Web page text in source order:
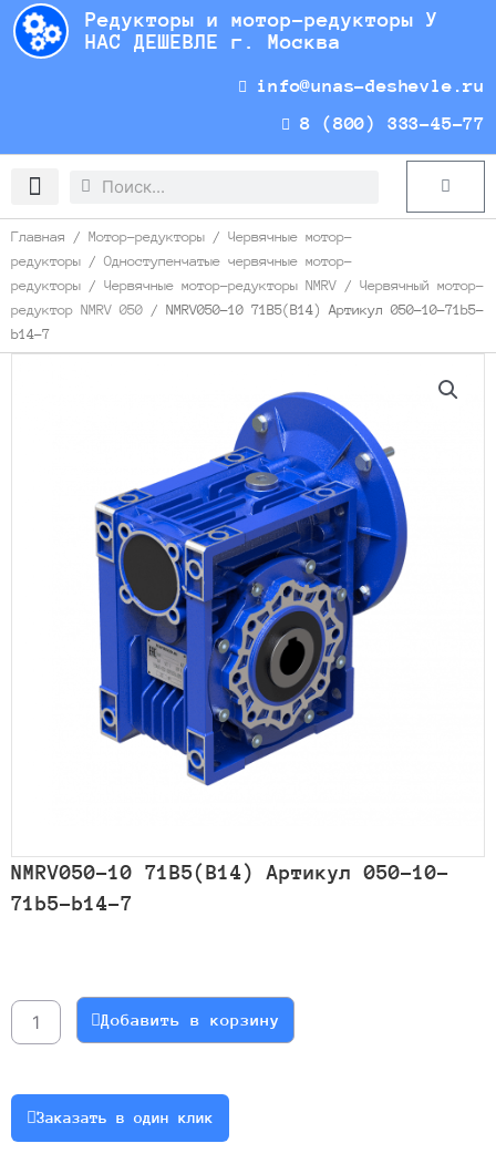
Перейти
содержимому
Редукторы и мотор-редукторы У
НАС ДЕШЕВЛЕ г. Москва
info@unas-deshevle.ru
8 (800) 333-45-77
Search
Search Cart
Главная / Мотор-редукторы / Червячные мотор-
редукторы / Одноступенчатые червячные мотор-
редукторы / Червячные мотор-редукторы NMRV / Червячный мотор-
редуктор NMRV 050 / NMRV050-10 71B5(B14) Артикул 050-10-71b5-
b14-7
NMRV050-10 71B5(B14) Артикул 050-10-
71b5-b14-7
NMRV050-
10
050-
10-
Добавить в корзину
Заказать в один клик